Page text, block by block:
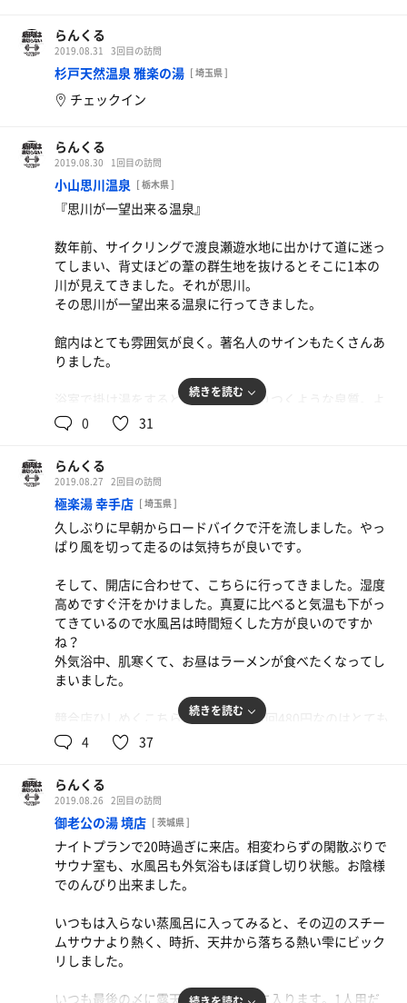
とにかく、熱さ、冷たさ、匂いなど刺激が強く良い体験が
出来ました。
(ありがとうENDさんまたくるよ。)と心の中でつぶやきな
がら店を後にしました。
らんくる
2019.08.31 3回目の訪問
杉戸天然温泉 雅楽の湯 [ 埼玉県 ]
チェックイン
らんくる
2019.08.30 1回目の訪問
小山思川温泉 [ 栃木県 ]
『思川が一望出来る温泉』
数年前、サイクリングで渡良瀬遊水地に出かけて道に迷っ
てしまい、背丈ほどの葦の群生地を抜けるとそこに1本の
川が見えてきました。それが思川。
その思川が一望出来る温泉に行ってきました。
館内はとても雰囲気が良く。著名人のサインもたくさんあ
りました。
浴室で掛け湯をすると、肌にまとわりつくような泉質。よ
く聞く化粧水のようなお湯でした。浴室内には大きな窓ガ
ラスがあり、露天と同じ思川を中心としたパノラマが広が
っています。
サウナ室にはTVは無く、大きな窓からは自然が写し出され
ています。川の流れや木々が風で揺れている様を見ながら
のサウナも悪くありません。(むしろ、良い)
す。
外気浴では見渡す限りの自然美で、周りの方たちも皆さん
リラックスしています。
そして、あまみが今までにないくらい出ました。(まるで
茹だこみたい)
帰りには、道の駅によってアレを買いに行きました。ほん
とアレが好きなんです。
揚げ、甘めのフルーツソースにくぐらせた物ですが美味し
いです。
1本その場で食べて、残りはお土産にしよう思ったのです
が、帰宅したら無いんです。
(どこにいったのかな〜？)
続きを読む
0 31
らんくる
2019.08.27 2回目の訪問
極楽湯 幸手店 [ 埼玉県 ]
久しぶりに早朝からロードバイクで汗を流しました。やっ
ぱり風を切って走るのは気持ちが良いです。
そして、開店に合わせて、こちらに行ってきました。湿度
高めですぐ汗をかけました。真夏に比べると気温も下がっ
てきているので水風呂は時間短くした方が良いのですか
ね？
外気浴中、肌寒くて、お昼はラーメンが食べたくなってし
まいました。
競合店ひしめくこちらでは回数券で1回480円なのはとても
魅力的です。来月にはへるぼー湯を開催予定との事で、全
く何の事かわかりませんが楽しみにしてます。
続きを読む
4 37
らんくる
2019.08.26 2回目の訪問
御老公の湯 境店 [ 茨城県 ]
ナイトプランで20時過ぎに来店。相変わらずの閑散ぶりで
サウナ室も、水風呂も外気浴もほぼ貸し切り状態。お陰様
でのんびり出来ました。
いつもは入らない蒸風呂に入ってみると、その辺のスチー
ムサウナより熱く、時折、天井から落ちる熱い雫にビック
リしました。
いつも最後の〆に露天にある釜風呂に入ります。1人用だ